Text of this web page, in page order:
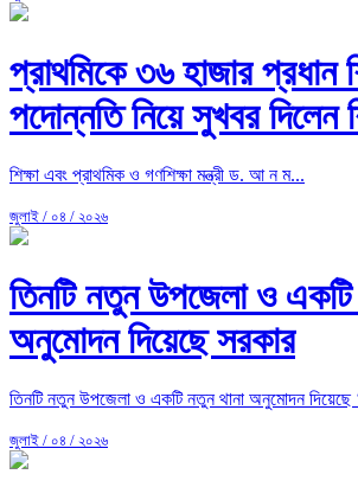
প্রাথমিকে ৩৬ হাজার প্রধান
পদোন্নতি নিয়ে সুখবর দিলেন
শিক্ষা এবং প্রাথমিক ও গণশিক্ষা মন্ত্রী ড. আ ন ম...
জুলাই / ০৪ / ২০২৬
তিনটি নতুন উপজেলা ও একটি
অনুমোদন দিয়েছে সরকার
তিনটি নতুন উপজেলা ও একটি নতুন থানা অনুমোদন দিয়েছে
জুলাই / ০৪ / ২০২৬